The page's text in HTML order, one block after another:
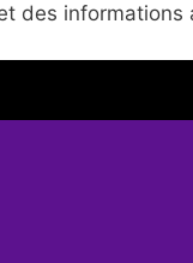
des